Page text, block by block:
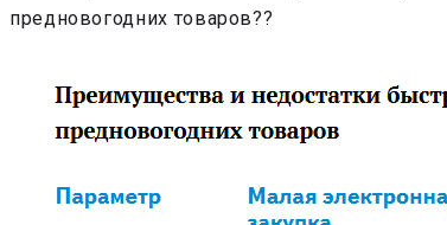
предновогодних товаров??